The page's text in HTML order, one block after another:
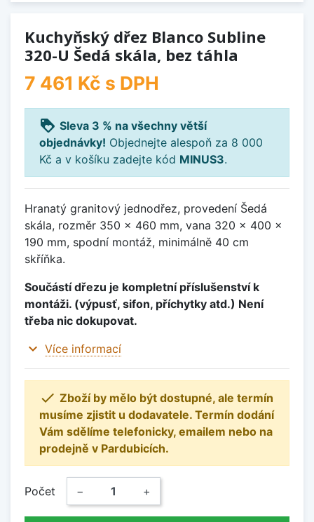
Kuchyňský dřez Blanco Subline
320-U Šedá skála, bez táhla
7 461 Kč s DPH
loyalty Sleva 3 % na všechny větší
objednávky! Objednejte alespoň za 8 000
Kč a v košíku zadejte kód MINUS3.
Hranatý granitový jednodřez, provedení Šedá
skála, rozměr 350 x 460 mm, vana 320 x 400 x
190 mm, spodní montáž, minimálně 40 cm
skříňka.
Součástí dřezu je kompletní příslušenství k
montáži. (výpusť, sifon, příchytky atd.) Není
třeba nic dokupovat.
expand_more Více informací
 Zboží by mělo být dostupné, ale termín
musíme zjistit u dodavatele. Termín dodání
Vám sdělíme telefonicky, emailem nebo na
prodejně v Pardubicích.
Počet − +